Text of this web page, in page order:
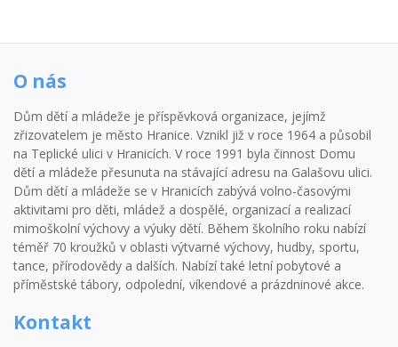
O nás
Dům dětí a mládeže je příspěvková organizace, jejímž
zřizovatelem je město Hranice. Vznikl již v roce 1964 a působil
na Teplické ulici v Hranicích. V roce 1991 byla činnost Domu
dětí a mládeže přesunuta na stávající adresu na Galašovu ulici.
Dům dětí a mládeže se v Hranicích zabývá volno-časovými
aktivitami pro děti, mládež a dospělé, organizací a realizací
mimoškolní výchovy a výuky dětí. Během školního roku nabízí
téměř 70 kroužků v oblasti výtvarné výchovy, hudby, sportu,
tance, přírodovědy a dalších. Nabízí také letní pobytové a
příměstské tábory, odpolední, víkendové a prázdninové akce.
Kontakt